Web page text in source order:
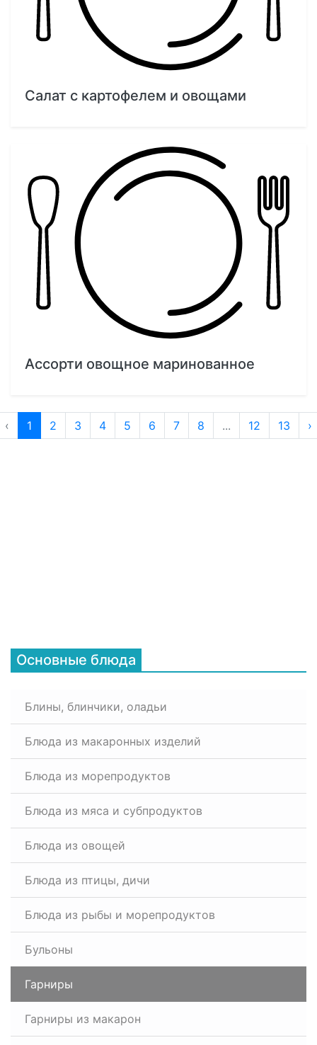
Салат с картофелем и овощами
Ассорти овощное маринованное
‹ 1 2 3 4 5 6 7 8 ... 12 13 ›
Основные блюда
Блины, блинчики, оладьи
Блюда из макаронных изделий
Блюда из морепродуктов
Блюда из мяса и субпродуктов
Блюда из овощей
Блюда из птицы, дичи
Блюда из рыбы и морепродуктов
Бульоны
Гарниры
Гарниры из макарон